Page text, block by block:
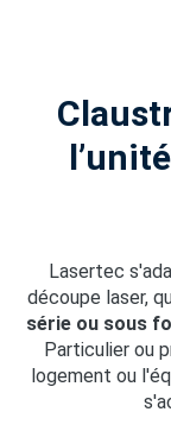
Lasertec
découpe laser,
série ou sous
Particulier ou
logement ou